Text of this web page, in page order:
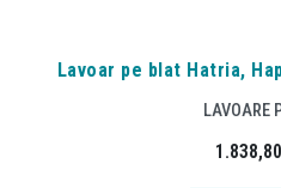
Lavoar pe blat Hatria,
LAVOARE
1.838,80